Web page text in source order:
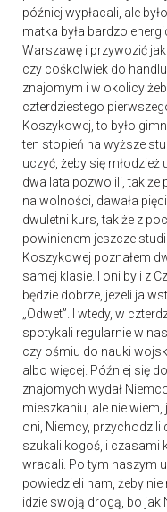
później wypłacali, ale
matka była bardzo
Warszawę i przywozić
czy cośkolwiek do
znajomym i w okolicy
czterdziestego
Koszykowej, to było
ten stopień na wyższe
uczyć, żeby się
dwa lata pozwolili, tak że
na wolności, dawała
dwuletni kurs, tak że z
powinienem jeszcze
Koszykowej poznałem
samej klasie. I oni byli z
będzie dobrze, jeżeli ja
„Odwet”. I wtedy, w
spotykali regularnie w
czy ośmiu do nauki
albo więcej. Później się
znajomych wydał
mieszkaniu, ale nie wiem,
oni, Niemcy,
szukali kogoś, i czasami
wracali. Po tym naszym
powiedzieli nam, żeby
idzie swoją drogą, bo jak